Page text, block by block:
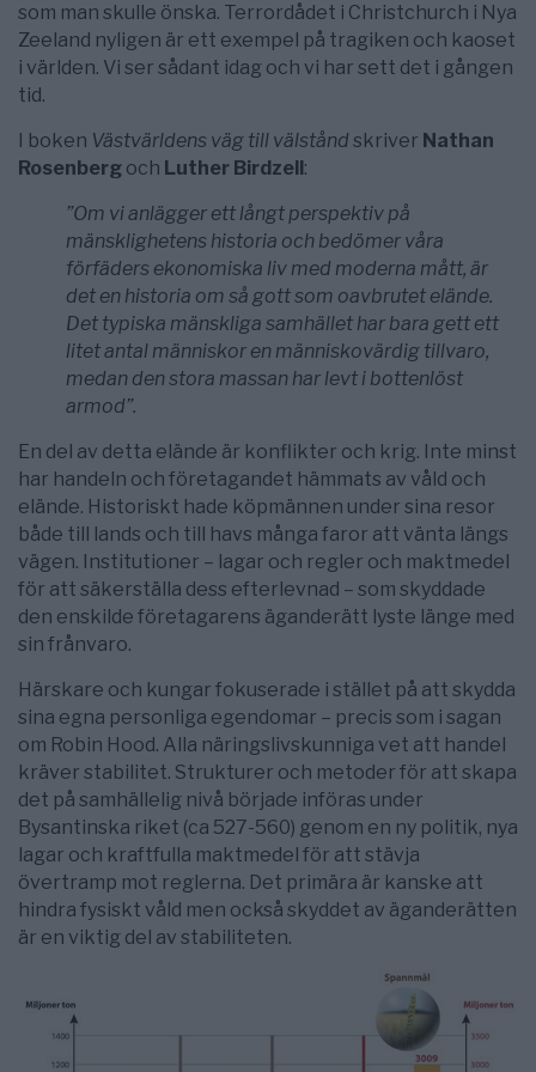
som man skulle önska. Terrordådet i Christchurch i Nya
Zeeland nyligen är ett exempel på tragiken och kaoset
i världen. Vi ser sådant idag och vi har sett det i gången
tid.
I boken Västvärldens väg till välstånd skriver Nathan
Rosenberg och Luther Birdzell :
”Om vi anlägger ett långt perspektiv på
mänsklighetens historia och bedömer våra
förfäders ekonomiska liv med moderna mått, är
det en historia om så gott som oavbrutet elände.
Det typiska mänskliga samhället har bara gett ett
litet antal människor en människovärdig tillvaro,
medan den stora massan har levt i bottenlöst
armod”.
En del av detta elände är konflikter och krig. Inte minst
har handeln och företagandet hämmats av våld och
elände. Historiskt hade köpmännen under sina resor
både till lands och till havs många faror att vänta längs
vägen. Institutioner – lagar och regler och maktmedel
för att säkerställa dess efterlevnad – som skyddade
den enskilde företagarens äganderätt lyste länge med
sin frånvaro.
Härskare och kungar fokuserade i stället på att skydda
sina egna personliga egendomar – precis som i sagan
om Robin Hood. Alla näringslivskunniga vet att handel
kräver stabilitet. Strukturer och metoder för att skapa
det på samhällelig nivå började införas under
Bysantinska riket (ca 527-560) genom en ny politik, nya
lagar och kraftfulla maktmedel för att stävja
övertramp mot reglerna. Det primära är kanske att
hindra fysiskt våld men också skyddet av äganderätten
är en viktig del av stabiliteten.